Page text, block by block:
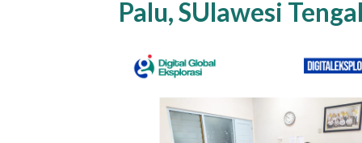
Palu, SUlawesi